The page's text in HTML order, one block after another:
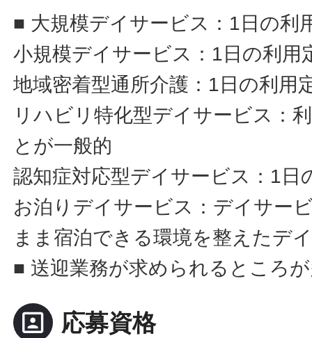
■ 大規模デイサービス：1日の利
小規模デイサービス：1日の利用
地域密着型通所介護：1日の利用
リハビリ特化型デイサービス：
とが一般的
認知症対応型デイサービス：1日
お泊りデイサービス：デイサー
まま宿泊できる環境を整えたデ
■ 送迎業務が求められるところ
portrait 応募資格